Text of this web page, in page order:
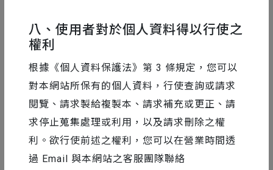
八、使用者對於個人資料得以行使之
權利
根據《個人資料保護法》第 3 條規定，您可以
對本網站所保有的個人資料，行使查詢或請求
閱覽、請求製給複製本、請求補充或更正、請
求停止蒐集處理或利用，以及請求刪除之權
利。欲行使前述之權利，您可以在營業時間透
過 Email 與本網站之客服團隊聯絡
講者相關課程
超越技術的動態思維｜打造脫穎而出的代表作
好作品的潛規則｜打造漂亮履歷作品集